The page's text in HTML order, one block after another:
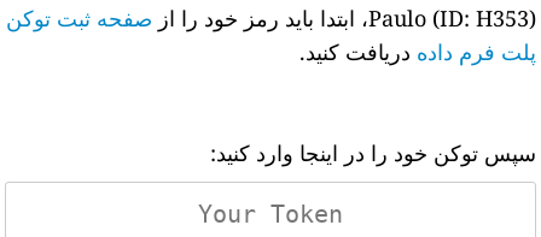
Paulo (ID: H353)، ابتدا باید رمز خود را از
صفحه ثبت توکن
پلت فرم داده دریافت کنید.
سپس توکن خود را در اینجا وارد کنید: